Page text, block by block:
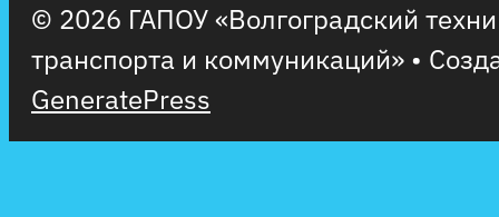
© 2026 ГАПОУ «Волгоградский
транспорта и коммуникаций» •
GeneratePress